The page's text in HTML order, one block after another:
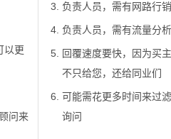
以更
问来
负责人员，需有网路行
负责人员，需有流量分
回覆速度要快，因为买
不只给您，还给同业们
可能需花更多时间来过
询问